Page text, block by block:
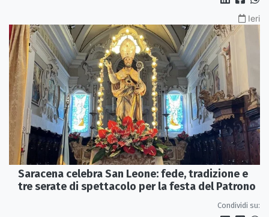
Ieri
Saracena celebra San Leone: fede, tradizione e
tre serate di spettacolo per la festa del Patrono
Condividi su: